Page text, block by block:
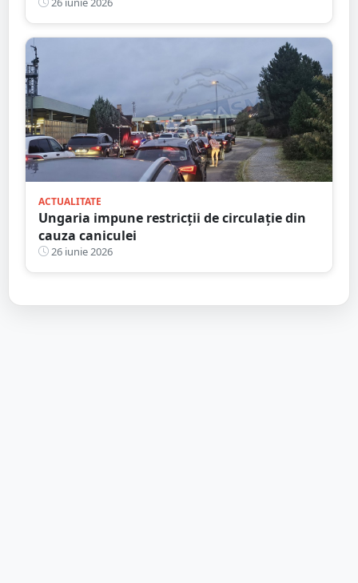
spital
ACTUALITATE
Ungaria impune restricții de circulație din
cauza caniculei
26 iunie 2026